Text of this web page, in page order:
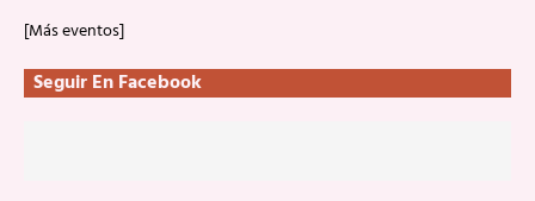
[Más eventos]
Seguir En Facebook